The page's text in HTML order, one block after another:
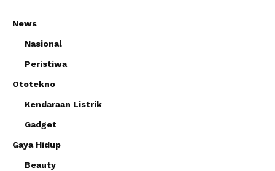
News
Nasional
Peristiwa
Ototekno
Kendaraan Listrik
Gadget
Gaya Hidup
Beauty